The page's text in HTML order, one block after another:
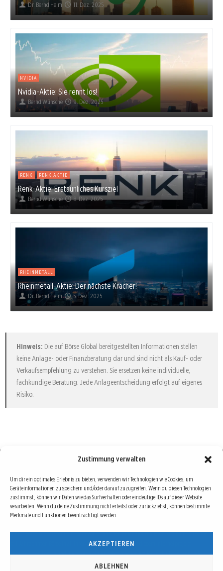
Zustimmung verwalten
Um dir ein optimales Erlebnis zu bieten, verwenden wir Technologien wie Cookies, um
Geräteinformationen zu speichern und/oder darauf zuzugreifen. Wenn du diesen Technologien
zustimmst, können wir Daten wie das Surfverhalten oder eindeutige IDs auf dieser Website
verarbeiten. Wenn du deine Zustimmung nicht erteilst oder zurückziehst, können bestimmte
Merkmale und Funktionen beeinträchtigt werden.
AKZEPTIEREN
ABLEHNEN
Dr. Bernd Heim 11. Dez. 2025
NVIDIA
Nvidia-Aktie: Sie rennt los!
Bernd Wünsche 9. Dez. 2025
RENK RENK AKTIE
Renk-Aktie: Erstaunliches Kursziel
Bernd Wünsche 8. Dez. 2025
RHEINMETALL
Rheinmetall-Aktie: Der nächste Kracher!
Dr. Bernd Heim 5. Dez. 2025
Hinweis: Die auf Börse Global bereitgestellten Informationen stellen
keine Anlage- oder Finanzberatung dar und sind nicht als Kauf- oder
Verkaufsempfehlung zu verstehen. Sie ersetzen keine individuelle,
fachkundige Beratung. Jede Anlageentscheidung erfolgt auf eigenes
Risiko.
Börse : lokal, international, global
Erfolgreiche Börsengeschäfte bedingen vor allem drei Dinge: Verlässliche Informationen,
richtige Interpretationen und unabhängige Informationsquellen. Diese drei Bausteine sind
auch die redaktionelle Leitlinie von Börse Global.
Hinter Börse Global steht ein Team von erfahrenen Finanzjournalisten, die zum Teil schon
seit Jahrzehnten Börse in all ihren Facetten leben und mit diesem Internetprojekt
interessierten Lesern und Investoren ein Angebot machen wollen, sich über spannende
Entwicklungen, Tendenzen, Chancen und Risiken von Börsen-Investments zu informieren.